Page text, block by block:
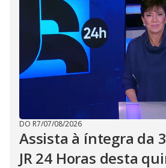
DO R7/07/08/2026
Assista à íntegra da
JR 24 Horas desta